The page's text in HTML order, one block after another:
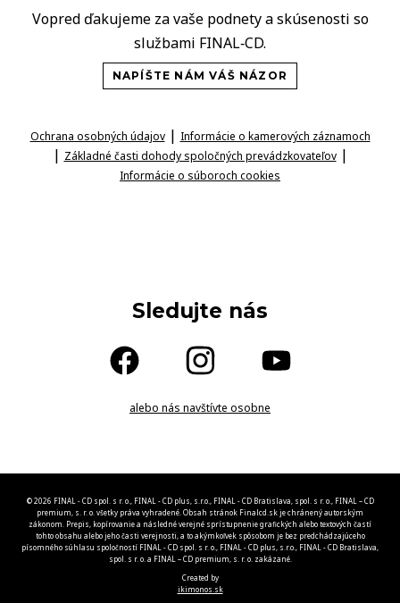
Vopred ďakujeme za vaše podnety a skúsenosti so
službami FINAL‑CD.
NAPÍŠTE NÁM VÁŠ NÁZOR
Ochrana osobných údajov| Informácie o kamerových záznamoch
| Základné časti dohody spoločných prevádzkovateľov|
Informácie o súboroch cookies
Sledujte nás
alebo nás navštívte osobne
© 2026 FINAL - CD spol. s r. o., FINAL - CD plus, s.r.o., FINAL - CD Bratislava, spol. s r. o., FINAL – CD
premium, s. r. o. všetky práva vyhradené. Obsah stránok Finalcd.sk je chránený autorským
zákonom. Prepis, kopírovanie a následné verejné sprístupnenie grafických alebo textových častí
tohto obsahu alebo jeho časti verejnosti, a to akýmkoľvek spôsobom je bez predchádzajúceho
písomného súhlasu spoločností FINAL - CD spol. s r. o., FINAL - CD plus, s.r.o., FINAL - CD Bratislava,
spol. s r. o. a FINAL – CD premium, s. r. o. zakázané.
Created by
ikimonos.sk